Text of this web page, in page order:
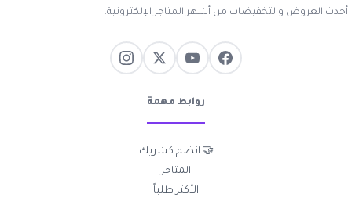
أحدث العروض والتخفيضات من أشهر المتاجر الإلكترونية.
روابط مهمة
🤝 انضم كشريك
المتاجر
الأكثر طلباً